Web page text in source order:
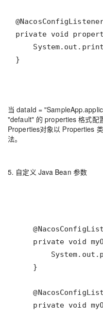
}
当 dataId =
"default" 的 properties 格式配
Properties对象以 Properties
法。
5. 自定义 Java Bean 参数